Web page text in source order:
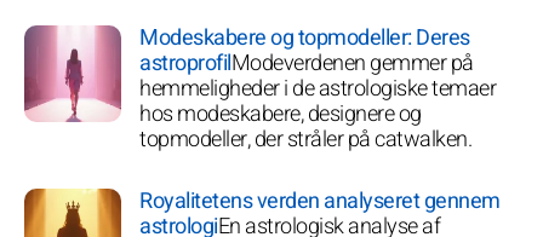
Modeskabere og topmodeller: Deres
astroprofilModeverdenen gemmer på
hemmeligheder i de astrologiske temaer
hos modeskabere, designere og
topmodeller, der stråler på catwalken.
Royalitetens verden analyseret gennem
astrologiEn astrologisk analyse af